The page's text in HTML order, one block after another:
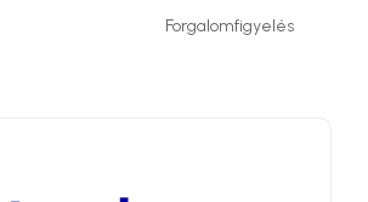
Forgalomfigyelés